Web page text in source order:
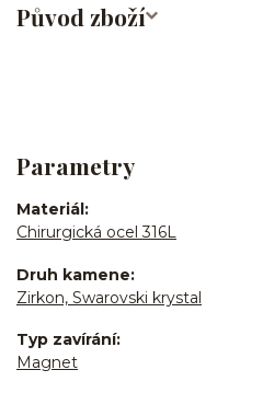
Původ zboží
Parametry
Materiál
Chirurgická ocel 316L
Druh kamene
Zirkon, Swarovski krystal
Typ zavírání
Magnet